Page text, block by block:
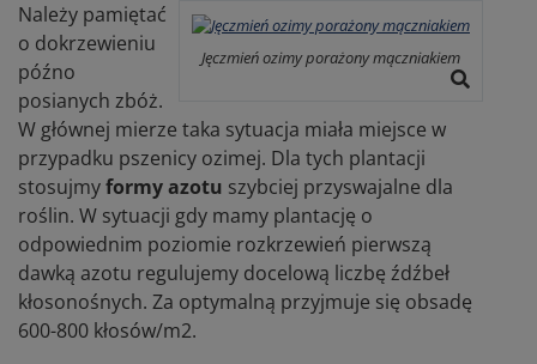
Jęczmień ozimy porażony mączniakiem
Należy pamiętać
o dokrzewieniu
późno
posianych zbóż.
W głównej mierze taka sytuacja miała miejsce w
przypadku pszenicy ozimej. Dla tych plantacji
stosujmyformy azotu szybciej przyswajalne dla
roślin. W sytuacji gdy mamy plantację o
odpowiednim poziomie rozkrzewień pierwszą
dawką azotu regulujemy docelową liczbę źdźbeł
kłosonośnych. Za optymalną przyjmuje się obsadę
600-800 kłosów/m2.